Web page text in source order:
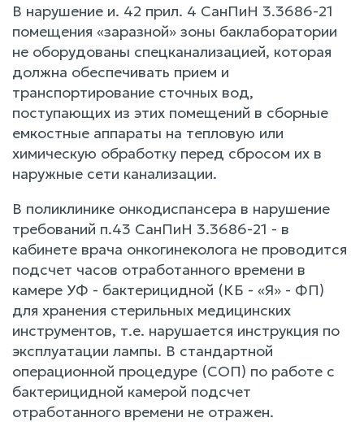
В нарушение и. 42 прил. 4 СанПиН 3.3686-21
помещения «заразной» зоны баклаборатории
не оборудованы спецканализацией, которая
должна обеспечивать прием и
транспортирование сточных вод,
поступающих из этих помещений в сборные
емкостные аппараты на тепловую или
химическую обработку перед сбросом их в
наружные сети канализации.
В поликлинике онкодиспансера в нарушение
требований п.43 СанПиН 3.3686-21 - в
кабинете врача онкогинеколога не проводится
подсчет часов отработанного времени в
камере УФ - бактерицидной (КБ - «Я» - ФП)
для хранения стерильных медицинских
инструментов, т.е. нарушается инструкция по
эксплуатации лампы. В стандартной
операционной процедуре (СОП) по работе с
бактерицидной камерой подсчет
отработанного времени не отражен.